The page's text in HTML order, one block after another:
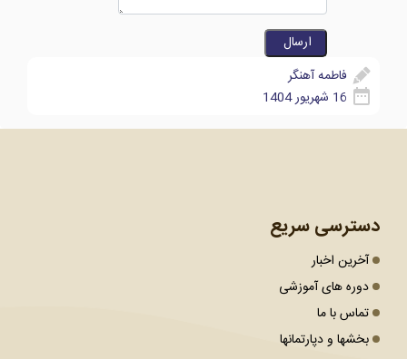
فاطمه آهنگر
دسترسی سریع
آخرین اخبار
دوره های آموزشی
تماس با ما
بخشها و دپارتمانها